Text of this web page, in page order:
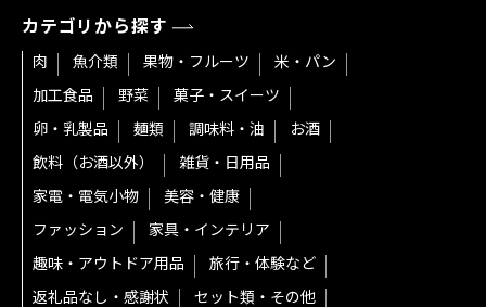
カテゴリから探す
肉 魚介類 果物・フルーツ
米・パン
加工食品
野菜
菓子・スイーツ
卵・乳製品
麺類 調味料・油
お酒
飲料（お酒以外）
雑貨・日用品
家電・電気小物
美容・健康
ファッション
家具・インテリア
趣味・アウトドア用品
旅行・体験など
返礼品なし・感謝状
セット類・その他